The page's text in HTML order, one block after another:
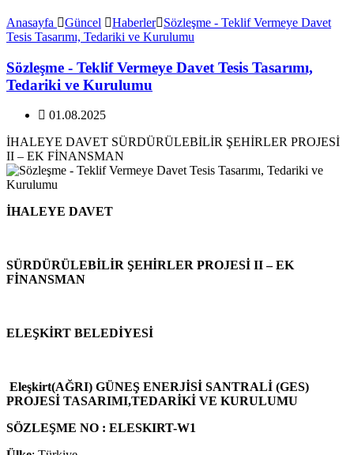
Anasayfa Güncel Haberler
Sözleşme - Teklif Vermeye Davet
Tesis Tasarımı, Tedariki ve Kurulumu
Sözleşme - Teklif Vermeye Davet Tesis Tasarımı,
Tedariki ve Kurulumu
01.08.2025
İHALEYE DAVET SÜRDÜRÜLEBİLİR ŞEHİRLER PROJESİ
II – EK FİNANSMAN
İHALEYE DAVET
SÜRDÜRÜLEBİLİR ŞEHİRLER PROJESİ II – EK
FİNANSMAN
ELEŞKİRT BELEDİYESİ
Eleşkirt(AĞRI) GÜNEŞ ENERJİSİ SANTRALİ (GES)
PROJESİ TASARIMI,TEDARİKİ VE KURULUMU
SÖZLEŞME NO : ELESKIRT-W1